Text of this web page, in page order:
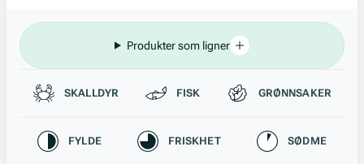
Produkter som ligner
Passer til
SKALLDYR FISK GRØNNSAKER
Karakteristikk
FYLDE FRISKHET SØDME